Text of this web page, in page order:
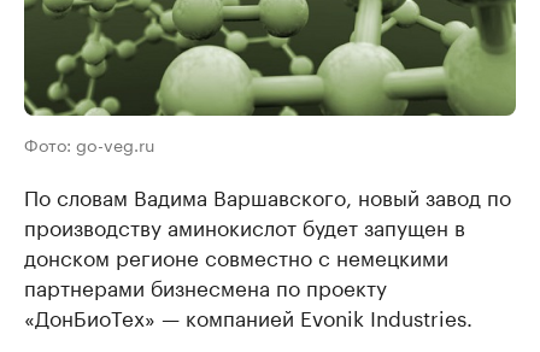
Фото: go-veg.ru
По словам Вадима Варшавского​, новый завод по
производству аминокислот будет запущен в
донском регионе совместно с немецкими
партнерами бизнесмена по проекту
«ДонБиоТех» — компанией Evonik Industries.